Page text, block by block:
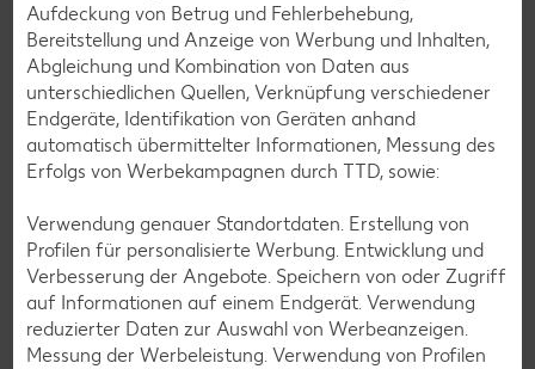
Laktosefreie Rezepte
Laktoseintoleranz muss dich kulinarisch nicht ausbremsen,
denn es geht auch ohne. Unsere laktosefreien Rezepte
bringen Vielfalt auf den Tisch – für große und kleine
Genießer, für die Lunchbox oder das Abendessen.
Rezepte entdecken
Aufdeckung von Betrug und Fehlerbehebung,
Bereitstellung und Anzeige von Werbung und Inhalten,
Abgleichung und Kombination von Daten aus
unterschiedlichen Quellen, Verknüpfung verschiedener
Endgeräte, Identifikation von Geräten anhand
automatisch übermittelter Informationen, Messung des
Erfolgs von Werbekampagnen durch TTD, sowie:
Verwendung genauer Standortdaten. Erstellung von
Profilen für personalisierte Werbung. Entwicklung und
Verbesserung der Angebote. Speichern von oder Zugriff
auf Informationen auf einem Endgerät. Verwendung
reduzierter Daten zur Auswahl von Werbeanzeigen.
Messung der Werbeleistung. Verwendung von Profilen